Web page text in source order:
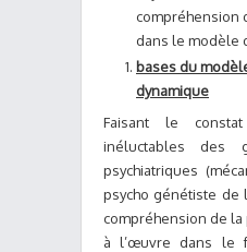
compréhension
dans le modèle
bases du
dynamique
Faisant le
inéluctables des
psychiatriques
psycho génétiste de
compréhension de
à l’œuvre dans le